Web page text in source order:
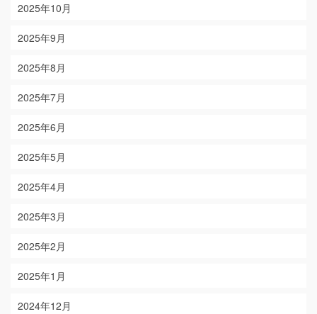
2025年10月
2025年9月
2025年8月
2025年7月
2025年6月
2025年5月
2025年4月
2025年3月
2025年2月
2025年1月
2024年12月